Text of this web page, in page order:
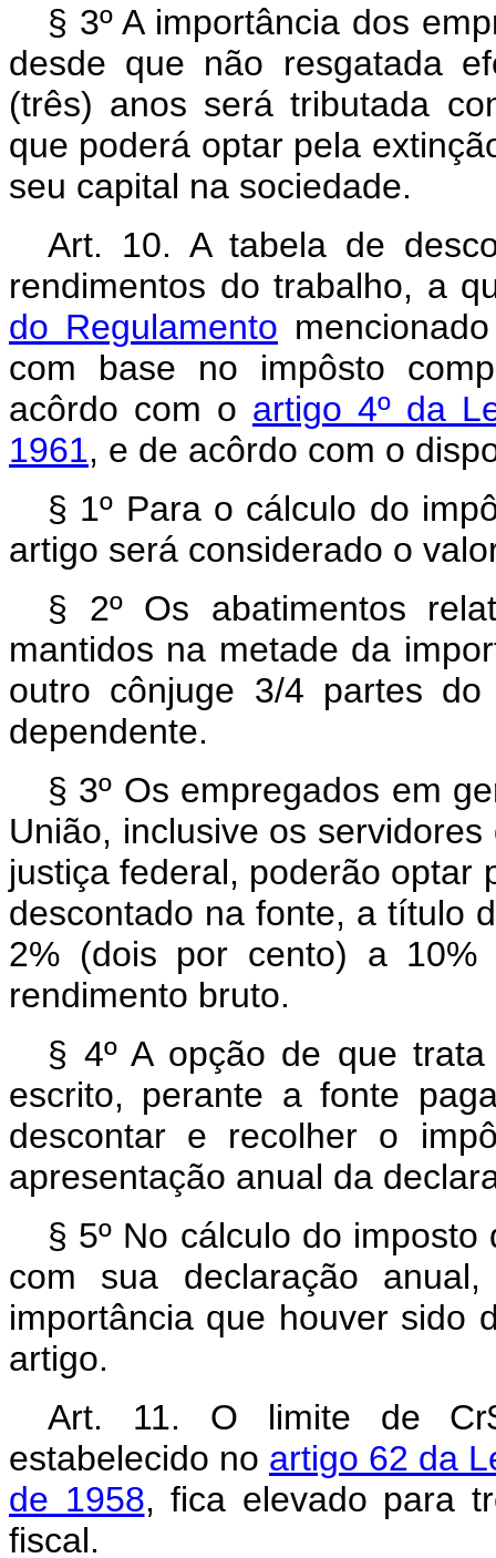
§ 3º A importância dos
desde que não resgatada
(três) anos será tributada
que poderá optar pela
seu capital na sociedade.
Art. 10. A tabela de
rendimentos do trabalho, a
do Regulamento
com base no impôsto
acôrdo com o artigo 4º da
1961, e de acôrdo com o
§ 1º Para o cálculo do
artigo será considerado o
§ 2º Os abatimentos
mantidos na metade da
outro cônjuge 3/4 partes
dependente.
§ 3º Os empregados em
União, inclusive os
justiça federal, poderão optar
descontado na fonte, a título
2% (dois por cento) a 10%
rendimento bruto.
§ 4º A opção de que
escrito, perante a fonte
descontar e recolher o
apresentação anual da
§ 5º No cálculo do
com sua declaração
importância que houver sido
artigo.
Art. 11. O limite de
estabelecido no artigo 62 da
de 1958, fica elevado para
fiscal.